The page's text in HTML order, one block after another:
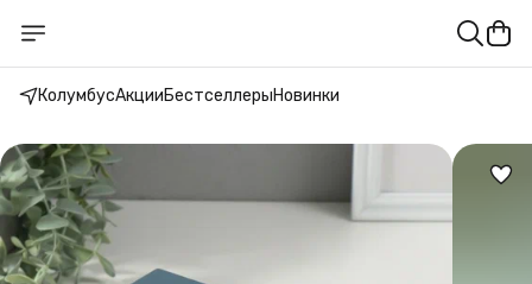
КолумбусАкцииБестселлерыНовинки